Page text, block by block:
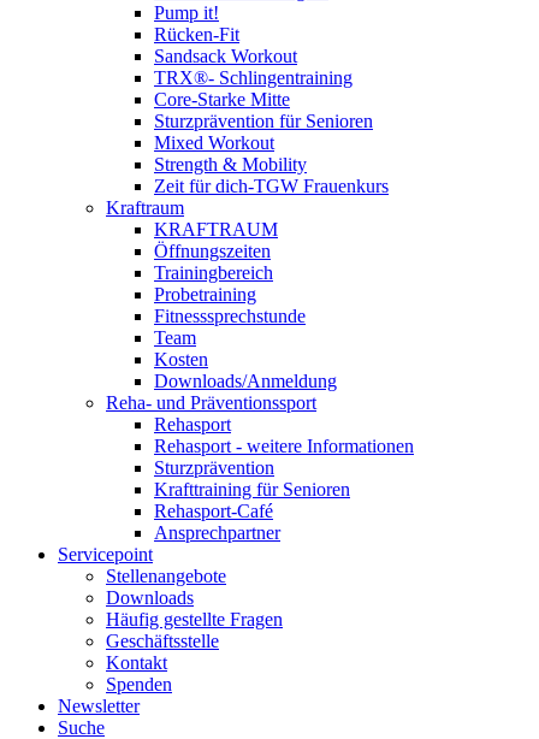
Pump it!
Rücken-Fit
Sandsack Workout
TRX®- Schlingentraining
Core-Starke Mitte
Sturzprävention für Senioren
Mixed Workout
Strength & Mobility
Zeit für dich-TGW Frauenkurs
Kraftraum
KRAFTRAUM
Öffnungszeiten
Trainingbereich
Probetraining
Fitnesssprechstunde
Team
Kosten
Downloads/Anmeldung
Reha- und Präventionssport
Rehasport
Rehasport - weitere Informationen
Sturzprävention
Krafttraining für Senioren
Rehasport-Café
Ansprechpartner
Servicepoint
Stellenangebote
Downloads
Häufig gestellte Fragen
Geschäftsstelle
Kontakt
Spenden
Newsletter
Suche